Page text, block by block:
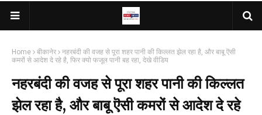
Home बीकानेर
नहरबंदी की वजह से पूरा शहर पानी की किल्लत झेल रहा है, और बाबू ऎसी
कमरों से आदेश दे रहे है, फिर क्यो फजूल पानी बह रहा, देखे वीडिय
नहरबंदी की वजह से पूरा शहर पानी की किल्लत
झेल रहा है, और बाबू ऎसी कमरों से आदेश दे रहे